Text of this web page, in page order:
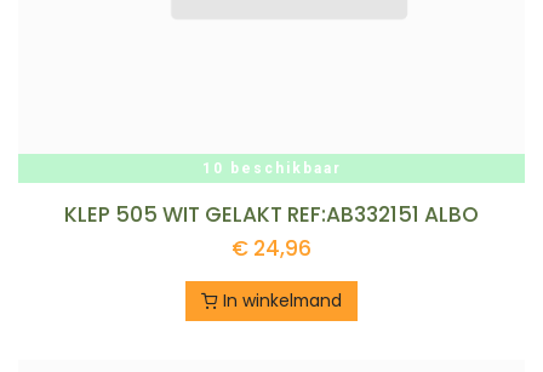
10 beschikbaar
KLEP 505 WIT GELAKT REF:AB332151 ALBO
€ 24,96
In winkelmand